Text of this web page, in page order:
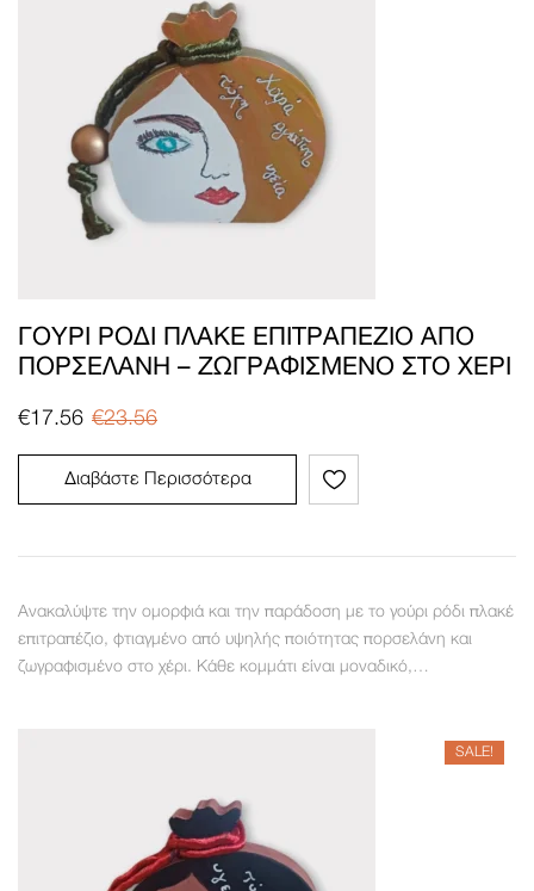
ΓΟΎΡΙ ΡΌΔΙ ΠΛΑΚΈ ΕΠΙΤΡΑΠΈΖΙΟ ΑΠΌ
ΠΟΡΣΕΛΆΝΗ – ΖΩΓΡΑΦΙΣΜΈΝΟ ΣΤΟ ΧΈΡΙ
€23.56
€17.56
Διαβάστε Περισσότερα
Ανακαλύψτε την ομορφιά και την παράδοση με το γούρι ρόδι πλακέ
επιτραπέζιο, φτιαγμένο από υψηλής ποιότητας πορσελάνη και
ζωγραφισμένο στο χέρι. Κάθε κομμάτι είναι μοναδικό,…
SALE!